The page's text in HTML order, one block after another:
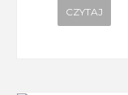
CZYTAJ